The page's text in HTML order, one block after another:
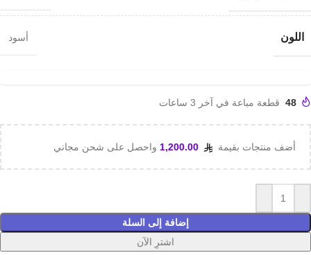
اللون أسود
48 قطعة مباعة في آخر 3 ساعات
أضف منتجات بقيمة 1,200.00 واحصل على شحن مجاني
إضافة إلى السلة
اشترِ الآن